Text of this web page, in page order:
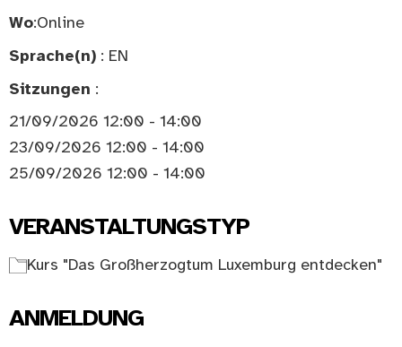
Wo:Online
Sprache(n) : EN
Sitzungen :
21/09/2026 12:00 - 14:00
23/09/2026 12:00 - 14:00
25/09/2026 12:00 - 14:00
VERANSTALTUNGSTYP
Kurs "Das Großherzogtum Luxemburg entdecken"
ANMELDUNG